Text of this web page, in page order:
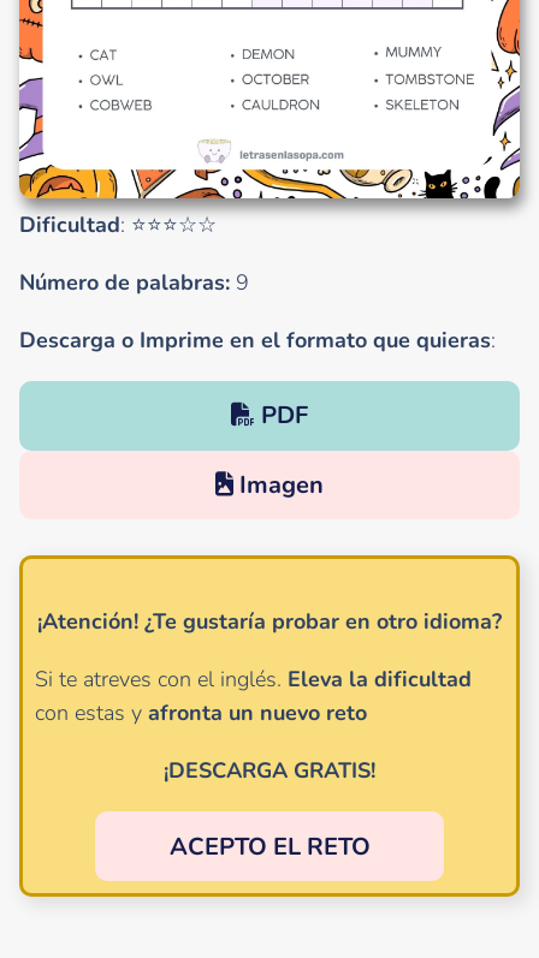
Dificultad: ⭐⭐⭐☆☆
Número de palabras: 9
Descarga o Imprime en el formato que quieras:
PDF
Imagen
¡Atención! ¿Te gustaría probar en otro idioma?
Si te atreves con el inglés. Eleva la dificultad
con estas y afronta un nuevo reto
¡DESCARGA GRATIS!
ACEPTO EL RETO